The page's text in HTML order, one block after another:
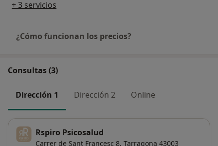
+ 3 servicios
¿Cómo funcionan los precios?
Consultas (3)
Dirección 1 Dirección 2 Online
Rspiro Psicosalud
Carrer de Sant Francesc 8, Tarragona 43003